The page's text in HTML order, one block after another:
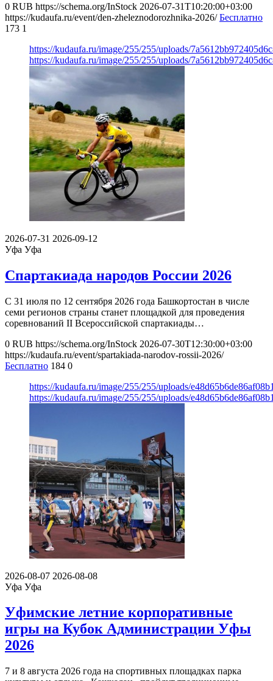
0 RUB https://schema.org/InStock 2026-07-31T10:20:00+03:00
https://kudaufa.ru/event/den-zheleznodorozhnika-2026/ Бесплатно
173 1
https://kudaufa.ru/image/255/255/uploads/
https://kudaufa.ru/image/255/255/uploads/
2026-07-31 2026-09-12
Уфа Уфа
Спартакиада народов России 2026
С 31 июля по 12 сентября 2026 года Башкортостан в числе
семи регионов страны станет площадкой для проведения
соревнований II Всероссийской спартакиады…
0 RUB https://schema.org/InStock 2026-07-30T12:30:00+03:00
https://kudaufa.ru/event/spartakiada-narodov-rossii-2026/
Бесплатно 184 0
https://kudaufa.ru/image/255/255/uploads/
https://kudaufa.ru/image/255/255/uploads/
2026-08-07 2026-08-08
Уфа Уфа
Уфимские летние корпоративные
игры на Кубок Администрации Уфы
2026
7 и 8 августа 2026 года на спортивных площадках парка